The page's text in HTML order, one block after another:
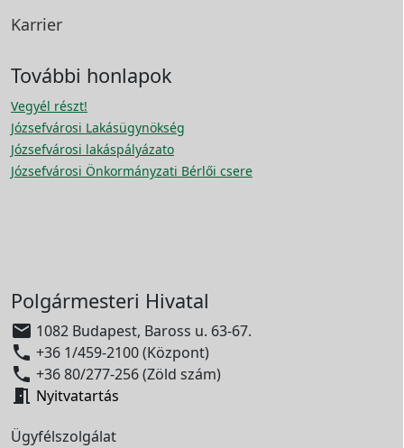
Karrier
További honlapok
Vegyél részt!
Józsefvárosi Lakásügynökség
Józsefvárosi lakáspályázato
Józsefvárosi Önkormányzati Bérlői csere
Polgármesteri Hivatal
 1082 Budapest, Baross u. 63-67.
 +36 1/459-2100 (Központ)
 +36 80/277-256 (Zöld szám)
 Nyitvatartás
Ügyfélszolgálat